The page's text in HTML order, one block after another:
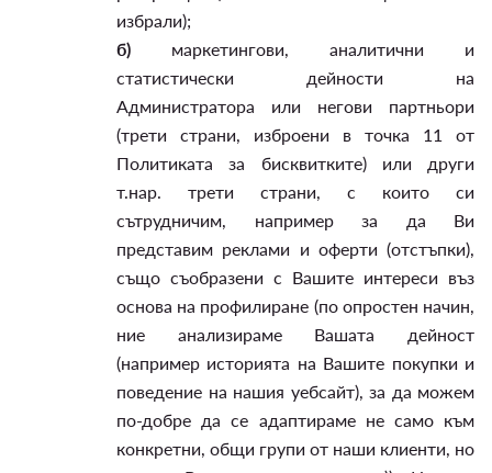
избрали);
б) маркетингови, аналитични и
статистически дейности на
Администратора или негови партньори
(трети страни, изброени в точка 11 от
Политиката за бисквитките) или други
т.нар. трети страни, с които си
сътрудничим, например за да Ви
представим реклами и оферти (отстъпки),
също съобразени с Вашите интереси въз
основа на профилиране (по опростен начин,
ние анализираме Вашата дейност
(например историята на Вашите покупки и
поведение на нашия уебсайт), за да можем
по-добре да се адаптираме не само към
конкретни, общи групи от наши клиенти, но